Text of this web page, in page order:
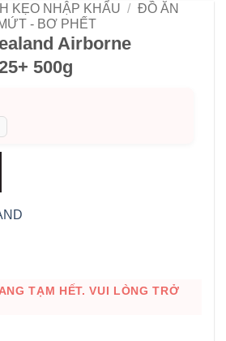
KẸO NHẬP KHẨU / ĐỒ ĂN
- BƠ PHẾT
Airborne
500g
TẠM HẾT. VUI LÒNG TRỞ